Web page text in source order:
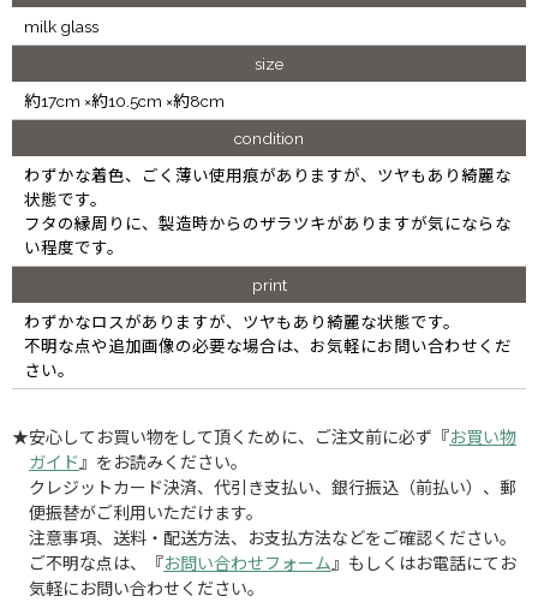
milk glass
size
約17cm ×約10.5cm ×約8cm
condition
わずかな着色、ごく薄い使用痕がありますが、ツヤもあり綺麗な
状態です。
フタの縁周りに、製造時からのザラツキがありますが気にならな
い程度です。
print
わずかなロスがありますが、ツヤもあり綺麗な状態です。
不明な点や追加画像の必要な場合は、お気軽にお問い合わせくだ
さい。
★安心してお買い物をして頂くために、ご注文前に必ず『お買い物
ガイド 』をお読みください。
クレジットカード決済、代引き支払い、銀行振込（前払い）、郵
便振替がご利用いただけます。
注意事項、送料・配送方法、お支払方法などをご確認ください。
ご不明な点は、『お問い合わせフォーム 』もしくはお電話にてお
気軽にお問い合わせください。